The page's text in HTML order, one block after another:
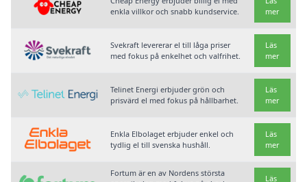
enkla villkor och snabb kundservice.
mer
Svekraft levererar el till låga priser
med fokus på enkelhet och valfrihet.
Läs
mer
Telinet Energi erbjuder grön och
prisvärd el med fokus på hållbarhet.
Läs
mer
Enkla Elbolaget erbjuder enkel och
tydlig el till svenska hushåll.
Läs
mer
Fortum är en av Nordens största
Läs